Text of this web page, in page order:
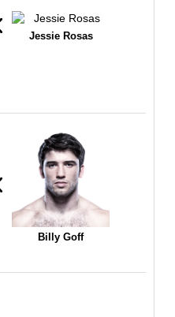
Jessie Rosas
Billy Goff